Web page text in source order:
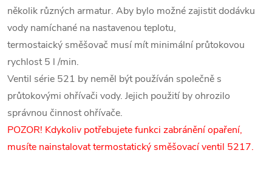
několik různých armatur. Aby bylo možné zajistit dodávku
vody namíchané na nastavenou teplotu,
termostaický směšovač musí mít minimální průtokovou
rychlost 5 l /min.
Ventil série 521 by neměl být používán společně s
průtokovými ohřívači vody. Jejich použití by ohrozilo
správnou činnost ohřívače.
POZOR! Kdykoliv potřebujete funkci zabránění opaření,
musíte nainstalovat termostatický směšovací ventil 5217.